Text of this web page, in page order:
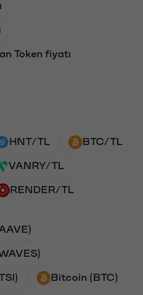
Token fiyatı
HNT/TL BTC/TL
VANRY/TL
RENDER/TL
Bitcoin (BTC)